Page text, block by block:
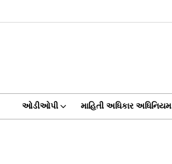
ઓડીઓપી માહિતી અધિકાર અધિનિયમ